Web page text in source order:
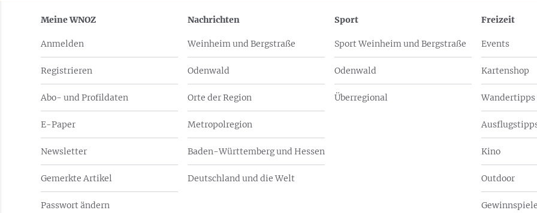
Meine WNOZ
Anmelden
Registrieren
Abo- und Profildaten
E-Paper
Newsletter
Gemerkte Artikel
Passwort ändern
Nachrichten
Weinheim und Bergstraße
Odenwald
Orte der Region
Metropolregion
Baden-Württemberg und Hessen
Deutschland und die Welt
Sport
Sport Weinheim und Bergstraße
Odenwald
Überregional
Freizeit
Events
Kartenshop
Wandertipps
Kino
Outdoor
Gewinnspiele